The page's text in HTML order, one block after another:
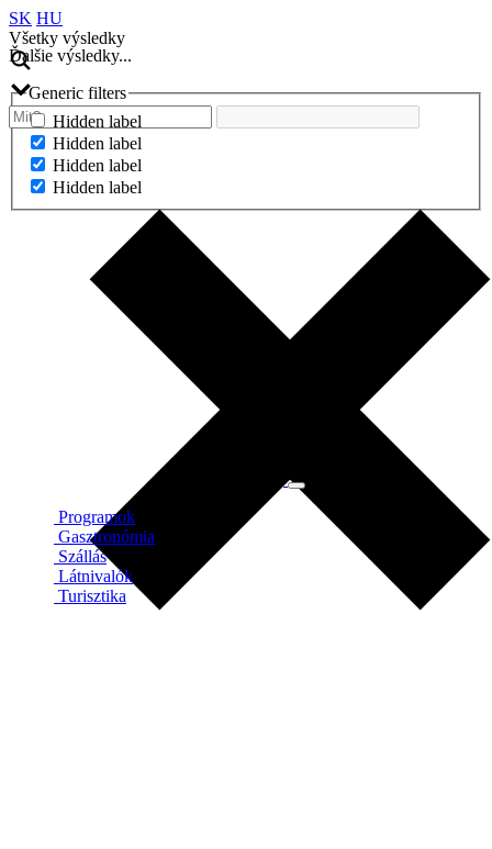
SK HU
Všetky výsledky
Ďalšie výsledky...
Generic filters
Hidden label
Hidden label
Hidden label
Hidden label
Programok
Gasztronómia
Szállás
Látnivalók
Turisztika